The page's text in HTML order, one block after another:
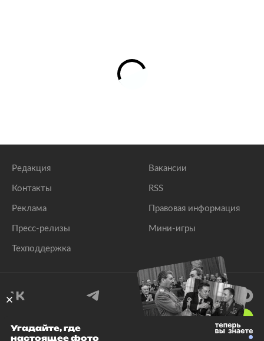
Редакция
Контакты
Реклама
Пресс-релизы
Техподдержка
Вакансии
RSS
Правовая информация
Мини-игры
© 1999–2026 Все права защищены.
Угадайте, где
настоящее фото